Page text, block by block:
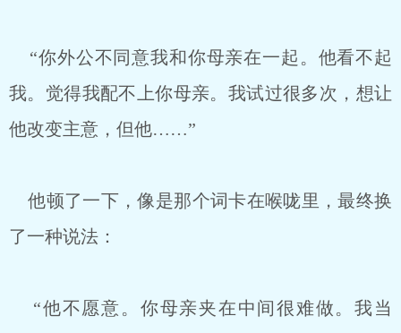
“你外公不同意我和你母亲在一起。他看不起
我。觉得我配不上你母亲。我试过很多次，想让
他改变主意，但他……”
他顿了一下，像是那个词卡在喉咙里，最终换
了一种说法：
“他不愿意。你母亲夹在中间很难做。我当